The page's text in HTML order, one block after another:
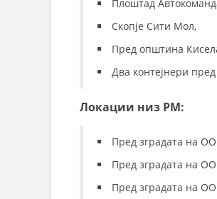
Плоштад
Скопје Сити Мол,
Пред општина
Два контејнери
Локации низ РМ:
Пред зградата на
Пред зградата на
Пред зградата на